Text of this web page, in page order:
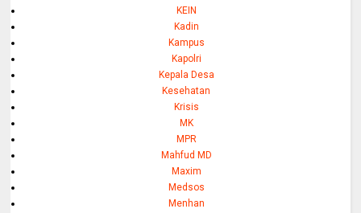
KEIN
Kadin
Kampus
Kapolri
Kepala Desa
Kesehatan
Krisis
MK
MPR
Mahfud MD
Maxim
Medsos
Menhan